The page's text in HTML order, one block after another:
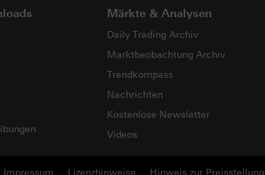
Märkte & Analysen
Daily Trading Archiv
Marktbeobachtung Archiv
Trendkompass
Nachrichten
Kostenlose Newsletter
Videos
Impressum Lizenzhinweise Hinweis zur Preisstellung